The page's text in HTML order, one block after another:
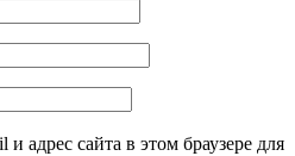
адрес сайта в этом браузере для